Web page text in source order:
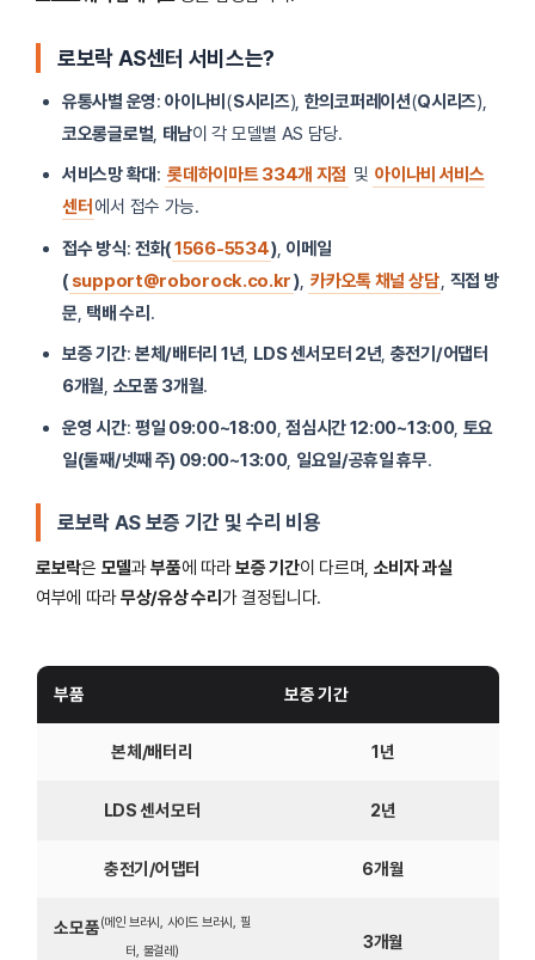
로보락 AS센터 서비스는?
유통사별 운영:아이나비 (S시리즈), 한의코퍼레이션(Q시리즈),
코오롱글로벌 태남이 각 모델별 AS 담당.
서비스망 확대: 롯데하이마트 334개 지점 및 아이나비 서비스
센터 에서 접수 가능.
접수 방식: 전화(1566-5534) 이메일
( support@roborock.co.kr), 카카오톡 채널 상담 직접 방
문, 택배 수리 .
보증 기간: 본체/배터리 1년, LDS 센서모터 2년, 충전기/어댑터
6개월, 소모품 3개월.
운영 시간: 평일 09:00~18:00,점심시간 12:00~13:00, 토요
일(둘째/넷째 주) 09:00~13:00, 일요일/공휴일 휴무.
로보락 AS 보증 기간 및 수리 비용
로보락은 모델과부품에 따라보증 기간이 다르며, 소비자 과실
여부에 따라무상/유상 수리 가 결정됩니다.
부품 보증 기간
본체/배터리 1년
LDS 센서모터 2년
충전기/어댑터 6개월
소모품(메인 브러시, 사이드 브러시, 필
터, 물걸레)
3개월